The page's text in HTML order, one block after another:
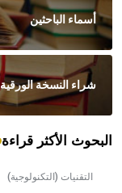
أسماء الباحثين
شراء النسخة الورقية
البحوث الأكثر قراءة
التقنيات (التكنولوجية)